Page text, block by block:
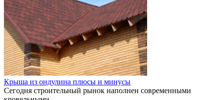
Крыша из ондулина плюсы и минусы
Сегодня строительный рынок наполнен современными